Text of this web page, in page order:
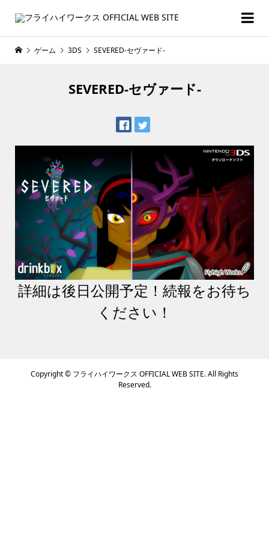
ゲーム 3DS SEVERED-セヴァード-
SEVERED-セヴァード-
詳細は後日公開予定！続報をお待ち
ください！
Copyright © フライハイワークス OFFICIAL WEB SITE. All Rights
Reserved.